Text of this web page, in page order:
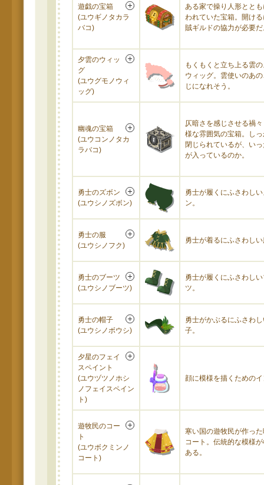
遊戯の宝箱
(ユウギノタカラ
バコ)
ある家で操り人形とと
われていた宝箱。開け
賊ギルドの協力が必要
夕雲のウィッ
グ
(ユウグモノウィ
ッグ)
もくもくと立ち上る雲
ウィッグ。雲使いのあ
じになれそう。
幽魂の宝箱
(ユウコンノタカ
ラバコ)
仄暗さを感じさせる禍
様な雰囲気の宝箱。し
閉じられているが、い
が入っているのか。
勇士のズボン
(ユウシノズボン)
勇士が履くにふさわし
ン。
勇士の服
(ユウシノフク)
勇士が着るにふさわし
勇士のブーツ
(ユウシノブーツ)
勇士が履くにふさわし
ツ。
勇士の帽子
(ユウシノボウシ)
勇士がかぶるにふさわ
子。
夕星のフェイ
スペイント
(ユウヅツノホシ
ノフェイスペイン
ト)
顔に模様を描くための
遊牧民のコー
ト
(ユウボクミンノ
コート)
寒い国の遊牧民が作っ
コート。伝統的な模様
ある。